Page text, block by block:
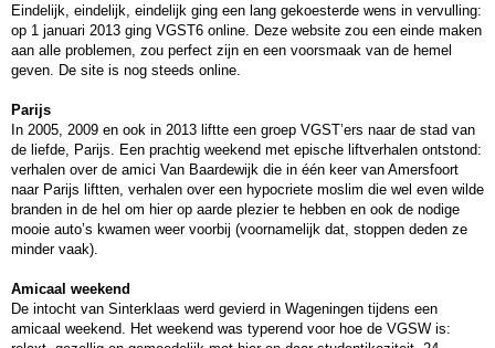
Eindelijk, eindelijk, eindelijk ging een lang gekoesterde wens in vervulling:
op 1 januari 2013 ging VGST6 online. Deze website zou een einde maken
aan alle problemen, zou perfect zijn en een voorsmaak van de hemel
geven. De site is nog steeds online.
Parijs
In 2005, 2009 en ook in 2013 liftte een groep VGST’ers naar de stad van
de liefde, Parijs. Een prachtig weekend met epische liftverhalen ontstond:
verhalen over de amici Van Baardewijk die in één keer van Amersfoort
naar Parijs liftten, verhalen over een hypocriete moslim die wel even wilde
branden in de hel om hier op aarde plezier te hebben en ook de nodige
mooie auto’s kwamen weer voorbij (voornamelijk dat, stoppen deden ze
minder vaak).
Amicaal weekend
De intocht van Sinterklaas werd gevierd in Wageningen tijdens een
amicaal weekend. Het weekend was typerend voor hoe de VGSW is: